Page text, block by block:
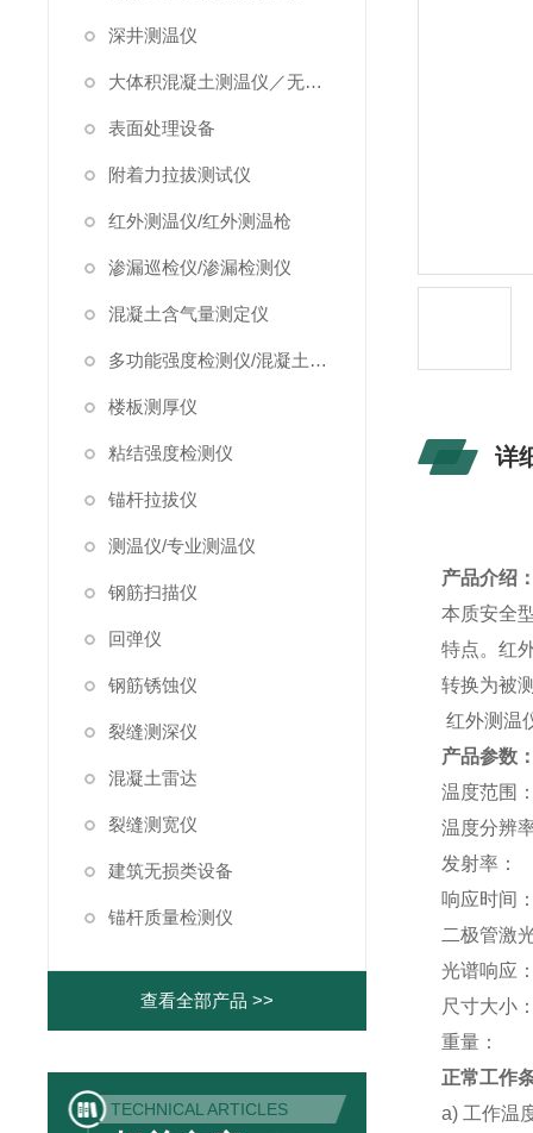
深井测温仪
大体积混凝土测温仪／无线测温仪
表面处理设备
附着力拉拔测试仪
红外测温仪/红外测温枪
渗漏巡检仪/渗漏检测仪
混凝土含气量测定仪
多功能强度检测仪/混凝土强度检测仪
楼板测厚仪
粘结强度检测仪
锚杆拉拔仪
测温仪/专业测温仪
钢筋扫描仪
回弹仪
钢筋锈蚀仪
裂缝测深仪
混凝土雷达
裂缝测宽仪
建筑无损类设备
锚杆质量检测仪
查看全部产品 >>
TECHNICAL ARTICLES
详
产品介绍
本质安全
特点。红
转换为被
红外测温
产品参数
温度范
温度分辨
发射率：
响应时间
二极管激
光谱响应
尺寸大小
重量：
正常工作
a) 工作温